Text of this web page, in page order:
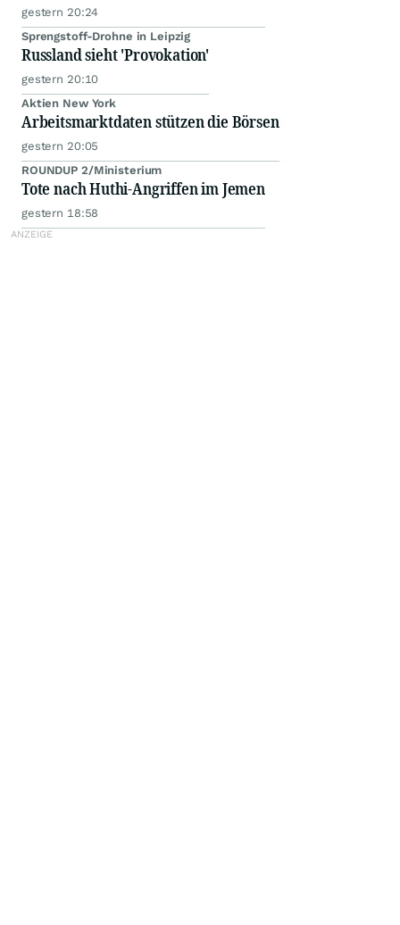
gestern 20:24
Sprengstoff-Drohne in Leipzig
Russland sieht 'Provokation'
gestern 20:10
Aktien New York
Arbeitsmarktdaten stützen die Börsen
gestern 20:05
ROUNDUP 2/Ministerium
Tote nach Huthi-Angriffen im Jemen
gestern 18:58